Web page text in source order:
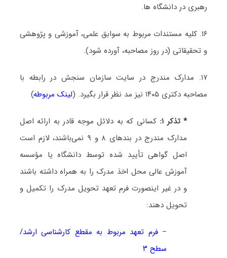
رهبری در دانشگاه ها.
۱۶. کلیه مستندات مربوط به سوابق علمی، آموزشی و پژوهشی
و تحقیقاتی (در روز مصاحبه، آورده شود).
۱۷. مدارک مندرج در سایت سازمان سنجش در رابطه با
مصاحبه دکتری ۱۴۰۵ نیز مد نظر قرار بگیرد. (
لینک مربوطه)
* تذکر ۱:
کسانی که به دلائل موجه قادر به ارائه اصل
مدارک مندرج در بندهای ۸ و ۹ نمی‌باشند، لازم است
اصل گواهی تأیید شده توسط دانشگاه یا مؤسسه
آموزش عالی محل اخذ مدرک را به همراه داشته باشند
و در غیر اینصورت فرم تعهد تحویل مدرک را تکمیل و
تحویل دهند:
–فرم تعهد مربوط به مقطع کارشناسی ارشد/
سطح ۳